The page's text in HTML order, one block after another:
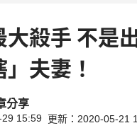
殺手 不是
」夫妻！
分享
15:59 更新：2020-05-21